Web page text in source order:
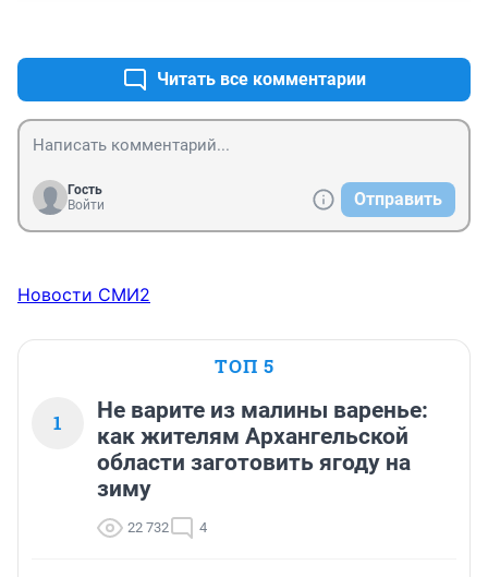
Читать все комментарии
Гость
Войти
Отправить
Новости СМИ2
ТОП 5
1
Не варите из малины варенье:
как жителям Архангельской
области заготовить ягоду на
зиму
22 732 4